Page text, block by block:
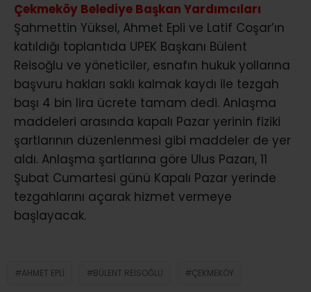
Çekmeköy Belediye Başkan Yardımcıları
Şahmettin Yüksel, Ahmet Epli ve Latif Coşar’ın
katıldığı toplantıda UPEK Başkanı Bülent
Reisoğlu ve yöneticiler, esnafın hukuk yollarına
başvuru hakları saklı kalmak kaydı ile tezgah
başı 4 bin lira ücrete tamam dedi. Anlaşma
maddeleri arasında kapalı Pazar yerinin fiziki
şartlarının düzenlenmesi gibi maddeler de yer
aldı. Anlaşma şartlarına göre Ulus Pazarı, 11
Şubat Cumartesi günü Kapalı Pazar yerinde
tezgahlarını açarak hizmet vermeye
başlayacak.
AHMET EPLI BÜLENT REISOĞLU ÇEKMEKÖY